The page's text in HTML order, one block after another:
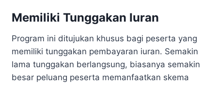
Memiliki Tunggakan Iuran
Program ini ditujukan khusus bagi peserta yang
memiliki tunggakan pembayaran iuran. Semakin
lama tunggakan berlangsung, biasanya semakin
besar peluang peserta memanfaatkan skema